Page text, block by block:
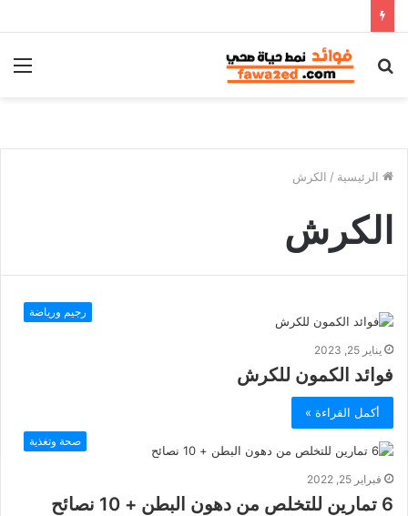
بحث
الرئيسية / الكرش
الكرش
رجيم ورياضة
يناير 25, 2023
فوائد الكمون للكرش
أكمل القراءة »
صحة وتغذية
فبراير 25, 2022
6 تمارين للتخلص من دهون البطن + 10 نصائح